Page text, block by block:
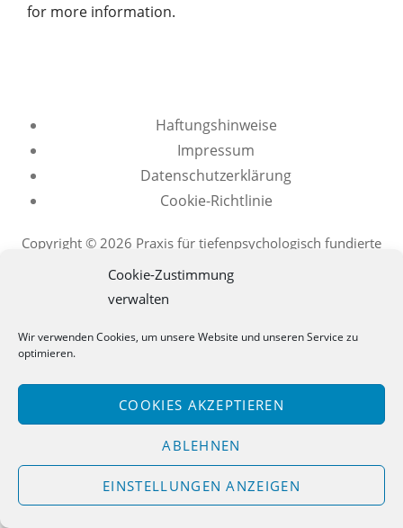
Cookie-Zustimmung
verwalten
Wir verwenden Cookies, um unsere Website und unseren Service zu
optimieren.
COOKIES AKZEPTIEREN
ABLEHNEN
EINSTELLUNGEN ANZEIGEN
for more information.
Haftungshinweise
Impressum
Datenschutzerklärung
Cookie-Richtlinie
Copyright © 2026 Praxis für tiefenpsychologisch fundierte
Psychotherapie